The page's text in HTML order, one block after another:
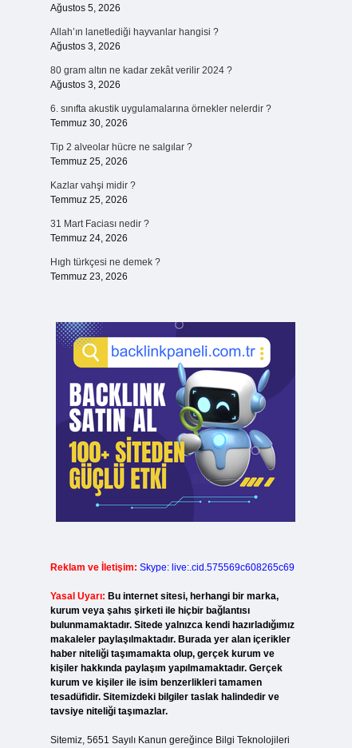
Ağustos 5, 2026
Allah’ın lanetlediği hayvanlar hangisi ?
Ağustos 3, 2026
80 gram altın ne kadar zekât verilir 2024 ?
Ağustos 3, 2026
6. sınıfta akustik uygulamalarına örnekler nelerdir ?
Temmuz 30, 2026
Tip 2 alveolar hücre ne salgılar ?
Temmuz 25, 2026
Kazlar vahşi midir ?
Temmuz 25, 2026
31 Mart Faciası nedir ?
Temmuz 24, 2026
Hıgh türkçesi ne demek ?
Temmuz 23, 2026
Reklam ve İletişim: Skype: live:.cid.575569c608265c69
Yasal Uyarı: Bu internet sitesi, herhangi bir marka,
kurum veya şahıs şirketi ile hiçbir bağlantısı
bulunmamaktadır. Sitede yalnızca kendi hazırladığımız
makaleler paylaşılmaktadır. Burada yer alan içerikler
haber niteliği taşımamakta olup, gerçek kurum ve
kişiler hakkında paylaşım yapılmamaktadır. Gerçek
kurum ve kişiler ile isim benzerlikleri tamamen
tesadüfidir. Sitemizdeki bilgiler taslak halindedir ve
tavsiye niteliği taşımazlar.
Sitemiz, 5651 Sayılı Kanun gereğince Bilgi Teknolojileri